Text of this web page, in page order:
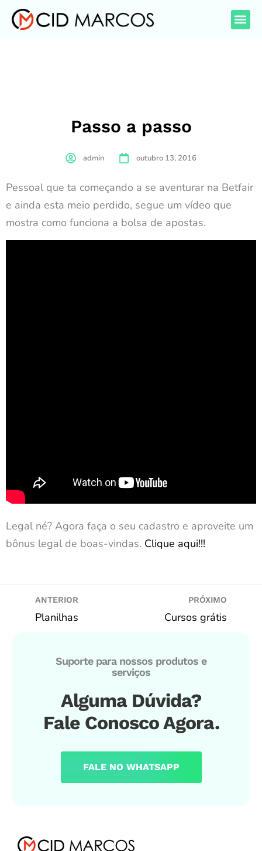
Passo a passo
admin outubro 13, 2016
Pessoal que ta começando a se aventurar na Betfair
e ainda esta meio perdido, segue um vídeo que
mostra como funciona a bolsa de apostas.
Legal né? Agora faça o seu cadastro e aproveite um
bônus legal de boas-vindas. Clique aqui!!!
ANTERIOR
Planilhas
PRÓXIMO
Cursos grátis
Suporte para nossos produtos e
serviços
Alguma Dúvida?
Fale Conosco Agora.
FALE NO WHATSAPP